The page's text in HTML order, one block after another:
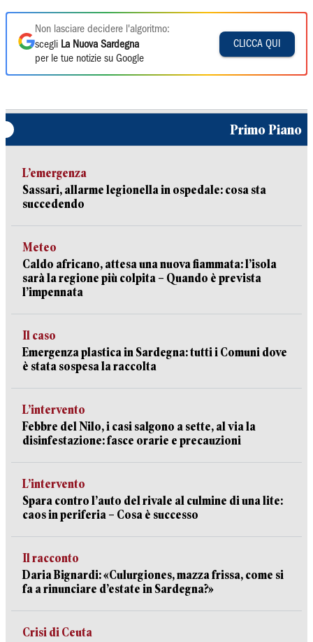
Non lasciare decidere l'algoritmo:
scegli La Nuova Sardegna
per le tue notizie su Google
CLICCA QUI
Primo Piano
L’emergenza
Sassari, allarme legionella in ospedale: cosa sta
succedendo
Meteo
Caldo africano, attesa una nuova fiammata: l’isola
sarà la regione più colpita – Quando è prevista
l’impennata
Il caso
Emergenza plastica in Sardegna: tutti i Comuni dove
è stata sospesa la raccolta
L’intervento
Febbre del Nilo, i casi salgono a sette, al via la
disinfestazione: fasce orarie e precauzioni
L’intervento
Spara contro l’auto del rivale al culmine di una lite:
caos in periferia – Cosa è successo
Il racconto
Daria Bignardi: «Culurgiones, mazza frissa, come si
fa a rinunciare d’estate in Sardegna?»
Crisi di Ceuta